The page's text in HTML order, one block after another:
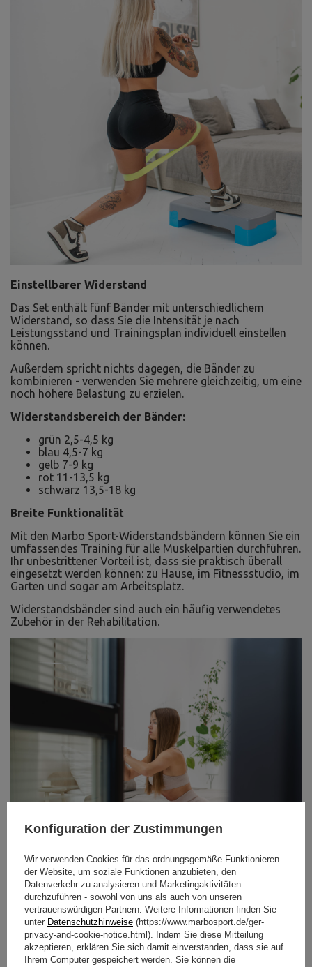
Einstellbarer Widerstand
Das Set enthält fünf Bänder mit unterschiedlichem
Widerstand, so dass Sie die Intensität je nach
Leistungsstand und Trainingsplan individuell einstellen
können.
Außerdem spricht nichts dagegen, die Bänder zu
kombinieren - verwenden Sie mehrere gleichzeitig, um eine
noch höhere Belastung zu erzielen.
Widerstandsbereich der Bänder:
grün 2,5-4,5 kg
blau 4,5-7 kg
gelb 7-9 kg
rot 11-13,5 kg
schwarz 13,5-18 kg
Breite Funktionalität
Mit den Marbo Sport-Widerstandsbändern können Sie ein
umfassendes Training für alle Muskelpartien durchführen.
Ihr unbestrittener Vorteil ist, dass sie praktisch überall
eingesetzt werden können: zu Hause, im Fitnessstudio, im
Garten und sogar am Arbeitsplatz.
Widerstandsbänder sind auch ein häufig verwendetes
Zubehör in der Rehabilitation.
Konfiguration der Zustimmungen
Wir verwenden Cookies für das ordnungsgemäße Funktionieren
der Website, um soziale Funktionen anzubieten, den
Datenverkehr zu analysieren und Marketingaktivitäten
durchzuführen - sowohl von uns als auch von unseren
vertrauenswürdigen Partnern. Weitere Informationen finden Sie
unter Datenschutzhinweise (https://www.marbosport.de/ger-
privacy-and-cookie-notice.html). Indem Sie diese Mitteilung
akzeptieren, erklären Sie sich damit einverstanden, dass sie auf
Ihrem Computer gespeichert werden. Sie können die